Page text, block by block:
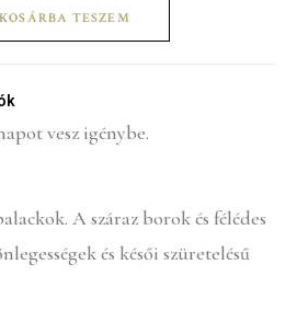
KOSÁRBA TESZEM
vesz igénybe.
A száraz borok és félédes
és késői szüretelésű